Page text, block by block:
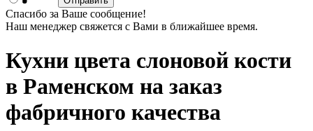
Спасибо за Ваше сообщение!
Наш менеджер свяжется с Вами в ближайшее время.
Кухни цвета слоновой кости
в Раменском на заказ
фабричного качества